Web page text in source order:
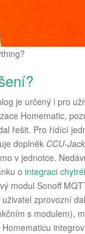
je určený i pro
Homematic,
řešit. Pro řídící
doplněk CCU-Jack
v jednotce.
o integraci
modul Sonoff
zprovozní
s modulem),